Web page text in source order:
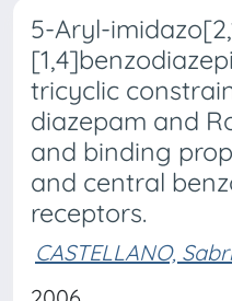
5-Aryl-
tricyclic
diazepam and
and binding
and central
receptors.
CASTELLANO,